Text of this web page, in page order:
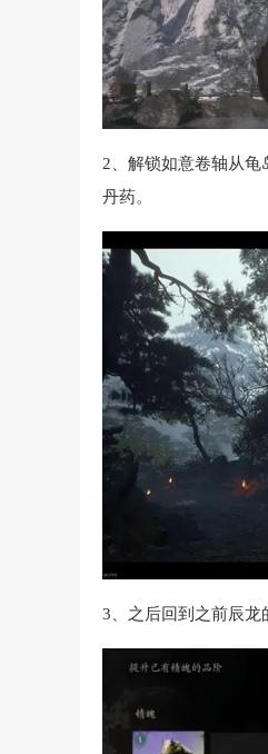
2、解锁如意卷轴从龟
丹药。
3、之后回到之前辰龙